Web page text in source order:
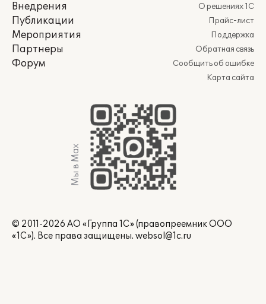
Внедрения
Публикации
Мероприятия
Партнеры
Форум
О решениях 1С
Прайс-лист
Поддержка
Обратная связь
Сообщить об ошибке
Карта сайта
Мы в Max
© 2011-2026 АО «Группа 1С» (правопреемник ООО
«1С»). Все права защищены. websol@1c.ru